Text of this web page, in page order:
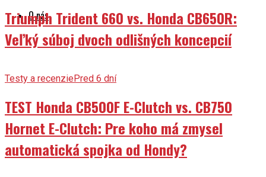
O nás
Triumph Trident 660 vs. Honda CB650R:
Veľký súboj dvoch odlišných koncepcií
Testy a recenziePred 6 dní
TEST Honda CB500F E-Clutch vs. CB750
Hornet E-Clutch: Pre koho má zmysel
automatická spojka od Hondy?